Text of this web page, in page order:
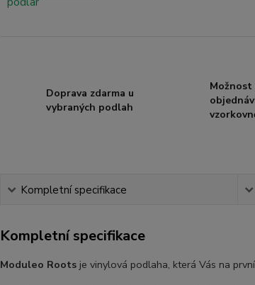
Doprava zdarma u
vybraných podlah
Kompletní specifikace
Kompletní specifikace
Moduleo Roots je vinylová podlaha, která Vás na